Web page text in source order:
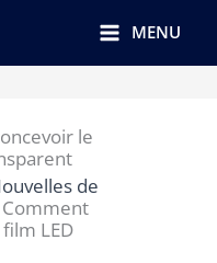
MENU
le
de
LED